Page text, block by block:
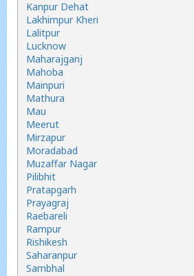
Kanpur Dehat
Lakhimpur Kheri
Lalitpur
Lucknow
Maharajganj
Mahoba
Mainpuri
Mathura
Mau
Meerut
Mirzapur
Moradabad
Muzaffar Nagar
Pilibhit
Pratapgarh
Prayagraj
Raebareli
Rampur
Rishikesh
Saharanpur
Sambhal